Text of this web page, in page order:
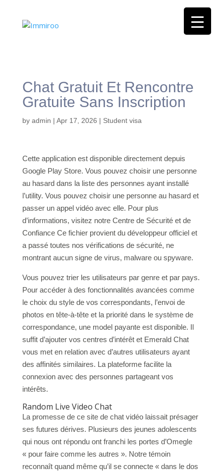
Chat Gratuit Et Rencontre
Gratuite Sans Inscription
by admin | Apr 17, 2026 | Student visa
Cette application est disponible directement depuis
Google Play Store. Vous pouvez choisir une personne
au hasard dans la liste des personnes ayant installé
l’utility. Vous pouvez choisir une personne au hasard et
passer un appel vidéo avec elle. Pour plus
d’informations, visitez notre Centre de Sécurité et de
Confiance Ce fichier provient du développeur officiel et
a passé toutes nos vérifications de sécurité, ne
montrant aucun signe de virus, malware ou spyware.
Vous pouvez trier les utilisateurs par genre et par pays.
Pour accéder à des fonctionnalités avancées comme
le choix du style de vos correspondants, l’envoi de
photos en tête-à-tête et la priorité dans le système de
correspondance, une model payante est disponible. Il
suffit d’ajouter vos centres d’intérêt et Emerald Chat
vous met en relation avec d’autres utilisateurs ayant
des affinités similaires. La plateforme facilite la
connexion avec des personnes partageant vos
intérêts.
Random Live Video Chat
La promesse de ce site de chat vidéo laissait présager
ses futures dérives. Plusieurs des jeunes adolescents
qui nous ont répondu ont franchi les portes d’Omegle
« pour faire comme les autres ». Notre témoin
reconnaît quand même qu’il se connecte « dans le dos